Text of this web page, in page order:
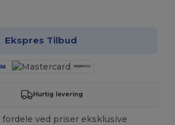
Ekspres Tilbud
Hurtig levering
fordele ved priser eksklusive